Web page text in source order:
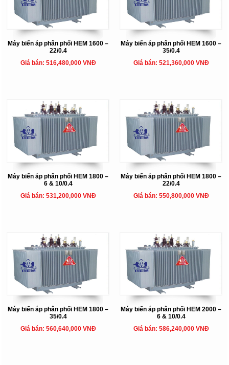
Máy biến áp phân phối HEM 1600 –
22/0.4
Giá bán: 516,480,000 VNĐ
Máy biến áp phân phối HEM 1600 –
35/0.4
Giá bán: 521,360,000 VNĐ
Máy biến áp phân phối HEM 1800 –
6 & 10/0.4
Giá bán: 531,200,000 VNĐ
Máy biến áp phân phối HEM 1800 –
22/0.4
Giá bán: 550,800,000 VNĐ
Máy biến áp phân phối HEM 1800 –
35/0.4
Giá bán: 560,640,000 VNĐ
Máy biến áp phân phối HEM 2000 –
6 & 10/0.4
Giá bán: 586,240,000 VNĐ